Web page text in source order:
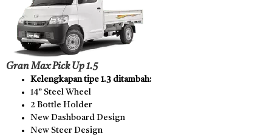
Gran Max Pick Up 1.5
Kelengkapan tipe 1.3 ditambah:
14” Steel Wheel
2 Bottle Holder
New Dashboard Design
New Steer Design